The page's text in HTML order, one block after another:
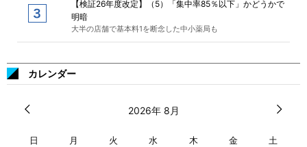
【検証26年度改定】（5）「集中率85％以下」かどうかで
明暗
大半の店舗で基本料1を断念した中小薬局も
カレンダー
2026年 8月
日 月 火 水 木 金 土